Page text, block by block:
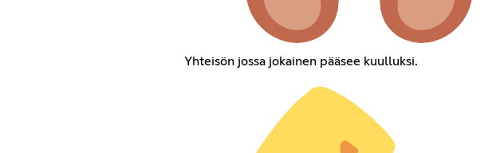
Yhteisön jossa jokainen pääsee kuulluksi.